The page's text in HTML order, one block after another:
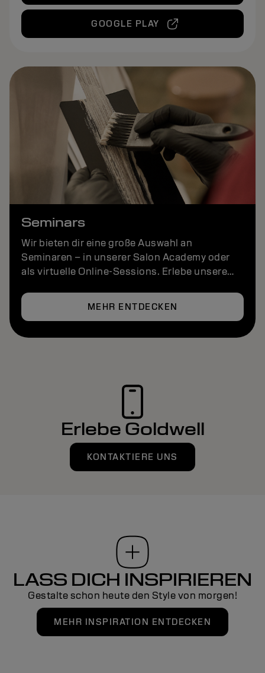
GOOGLE PLAY
Seminars
Wir bieten dir eine große Auswahl an
Seminaren – in unserer Salon Academy oder
als virtuelle Online-Sessions. Erlebe unsere
ganz egal, wo du bist.
MEHR ENTDECKEN
Erlebe Goldwell
KONTAKTIERE UNS
LASS DICH INSPIRIEREN
Gestalte schon heute den Style von morgen!
MEHR INSPIRATION ENTDECKEN